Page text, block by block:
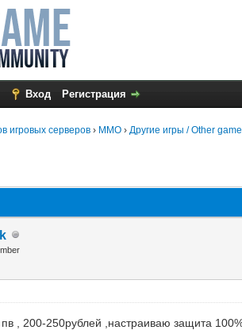
Вход Регистрация
игровых серверов › MMO › Другие игры / Other
, 200-250рублей ,настраиваю защита